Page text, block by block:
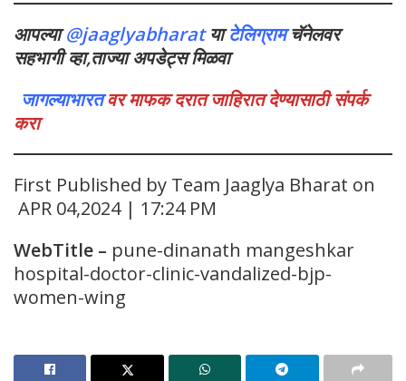
आपल्या@jaaglyabharatयाटेलिग्रामचॅनेलवर
सहभागी व्हा,ताज्या अपडेट्स मिळवा
जागल्याभारतवर माफक दरात जाहिरात देण्यासाठी संपर्क
करा
First Published by Team Jaaglya Bharat on
APR 04,2024 | 17:24 PM
WebTitle – pune-dinanath mangeshkar
hospital-doctor-clinic-vandalized-bjp-
women-wing